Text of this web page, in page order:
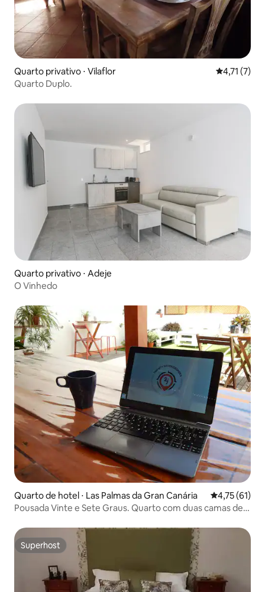
Quarto privativo ⋅ Vilaflor 4,71 de
4,71 (7)
Quarto Duplo.
Quarto privativo ⋅ Adeje
O Vinhedo
Quarto de hotel ⋅ Las Palmas da Gran Canária 4,75 de uma
4,75 (61)
Pousada Vinte e Sete Graus. Quarto com duas camas de
Superhost
Superhost